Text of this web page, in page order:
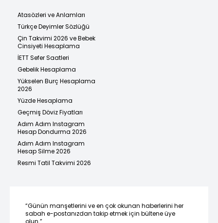
Atasözleri ve Anlamları
Türkçe Deyimler Sözlüğü
Çin Takvimi 2026 ve Bebek
Cinsiyeti Hesaplama
İETT Sefer Saatleri
Gebelik Hesaplama
Yükselen Burç Hesaplama
2026
Yüzde Hesaplama
Geçmiş Döviz Fiyatları
Adım Adım Instagram
Hesap Dondurma 2026
Adım Adım Instagram
Hesap Silme 2026
Resmi Tatil Takvimi 2026
“Günün manşetlerini ve en çok okunan haberlerini her
sabah e-postanızdan takip etmek için bültene üye
olun.”